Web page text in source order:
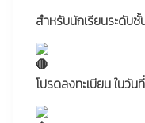
สำหรับนักเรียนระดับ
โปรดลงทะเบียน ในวัน